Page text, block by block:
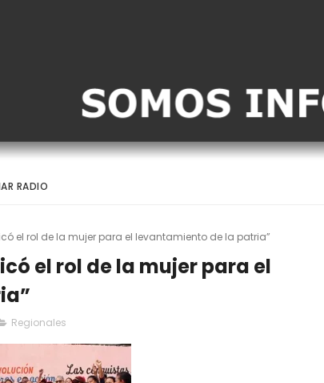
RADIO
el rol de la mujer para el levantamiento de la patria”
el rol de la mujer para el
Regionales